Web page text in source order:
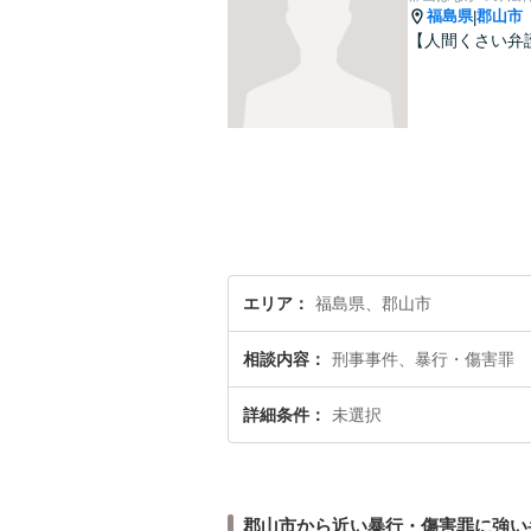
福島県|郡山市
【人間くさい
エリア 福島県、郡山市
相談内容 刑事事件、暴行・傷害罪
詳細条件 未選択
郡山市から近い暴行・傷害罪に強